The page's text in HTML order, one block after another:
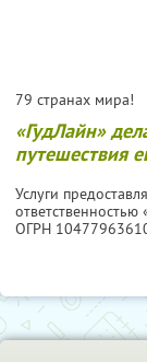
79 странах мира!
«ГудЛайн»
путешествия
Услуги
ответственностью
ОГРН